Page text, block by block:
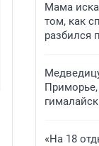
Мама
том, как
разбился
«На 18